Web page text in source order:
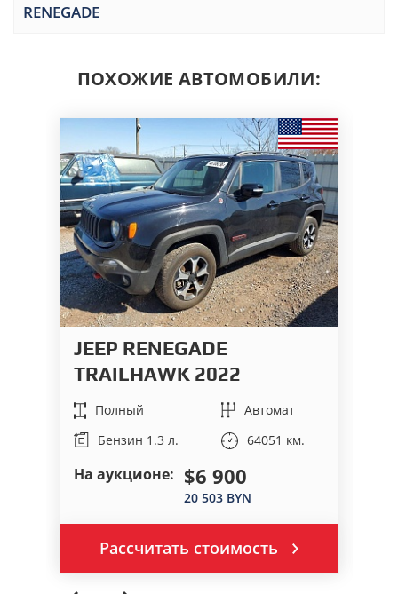
RENEGADE
ПОХОЖИЕ АВТОМОБИЛИ:
JEEP RENEGADE
TRAILHAWK 2022
Полный
Автомат
Бензин 1.3 л.
64051 км.
На аукционе: $6 900
20 503 BYN
Рассчитать стоимость